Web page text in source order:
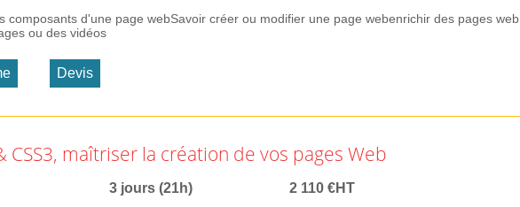
composants d'une page webSavoir créer ou modifier une page webenrichir des pages web
ou des vidéos
Devis
CSS3, maîtriser la création de vos pages Web
3 jours (21h) 2 110 €HT